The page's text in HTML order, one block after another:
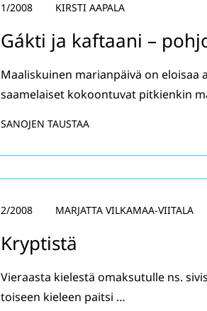
Gákti ja kaftaani –
1/2008 KIRSTI AAPALA
Maaliskuinen marianpäivä on
saamelaiset kokoontuvat pitkienkin
SANOJEN TAUSTAA
Kryptistä
2/2008 MARJATTA VILKAMAA-VIITALA
Vieraasta kielestä omaksutulle ns.
toiseen kieleen paitsi …